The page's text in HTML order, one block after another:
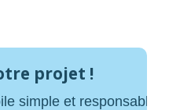
projet !
simple et responsable